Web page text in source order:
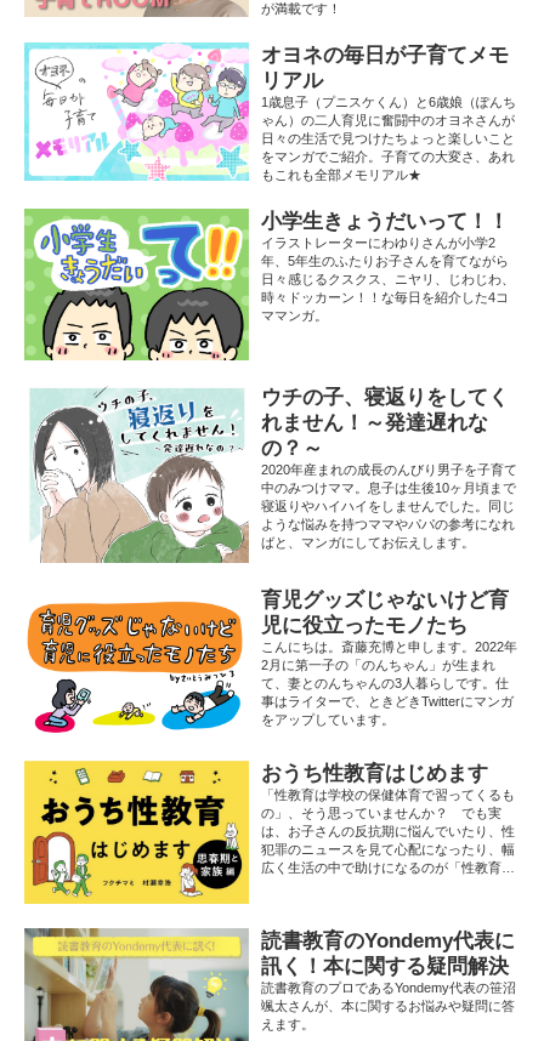
が満載です！
オヨネの毎日が子育てメモ
リアル
1歳息子（プニスケくん）と6歳娘（ぽんち
ゃん）の二人育児に奮闘中のオヨネさんが
日々の生活で見つけたちょっと楽しいこと
をマンガでご紹介。子育ての大変さ、あれ
もこれも全部メモリアル★
小学生きょうだいって！！
イラストレーターにわゆりさんが小学2
年、5年生のふたりお子さんを育てながら
日々感じるクスクス、ニヤリ、じわじわ、
時々ドッカーン！！な毎日を紹介した4コ
ママンガ。
ウチの子、寝返りをしてく
れません！～発達遅れな
の？～
2020年産まれの成長のんびり男子を子育て
中のみつけママ。息子は生後10ヶ月頃まで
寝返りやハイハイをしませんでした。同じ
ような悩みを持つママやパパの参考になれ
ばと、マンガにしてお伝えします。
育児グッズじゃないけど育
児に役立ったモノたち
こんにちは。斎藤充博と申します。2022年
2月に第一子の「のんちゃん」が生まれ
て、妻とのんちゃんの3人暮らしです。仕
事はライターで、ときどきTwitterにマンガ
をアップしています。
おうち性教育はじめます
「性教育は学校の保健体育で習ってくるも
の」、そう思っていませんか？ でも実
は、お子さんの反抗期に悩んでいたり、性
犯罪のニュースを見て心配になったり、幅
広く生活の中で助けになるのが「性教育」
きなのでしょうか？日本一売れている性教
育本「おうち性教育はじめます」シリーズ
の第二弾、「おうち性教育はじめます 思春
期と家族編」（著：フクチマミ・村瀬幸
浩）のマンガに大切なヒントがありまし
た。
読書教育のYondemy代表に
訊く！本に関する疑問解決
読書教育のプロであるYondemy代表の笹沼
颯太さんが、本に関するお悩みや疑問に答
えます。